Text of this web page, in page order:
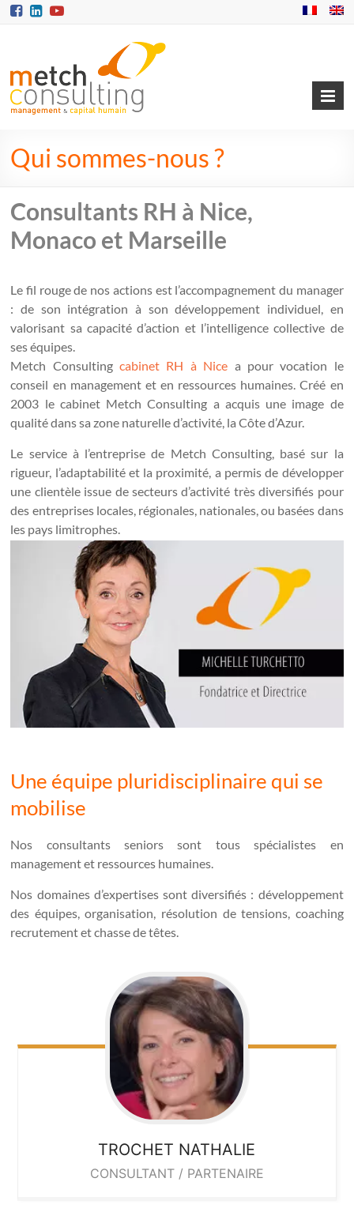
Qui sommes-nous ?
Consultants RH à Nice,
Monaco et Marseille
Le fil rouge de nos actions est l’accompagnement du manager
: de son intégration à son développement individuel, en
valorisant sa capacité d’action et l’intelligence collective de
ses équipes.
Metch Consultingcabinet RH à Nice a pour vocation le
conseil en management et en ressources humaines. Créé en
2003 le cabinet Metch Consulting a acquis une image de
qualité dans sa zone naturelle d’activité, la Côte d’Azur.
Le service à l’entreprise de Metch Consulting, basé sur la
rigueur, l’adaptabilité et la proximité, a permis de développer
une clientèle issue de secteurs d’activité très diversifiés pour
des entreprises locales, régionales, nationales, ou basées dans
les pays limitrophes.
Une équipe pluridisciplinaire qui se
mobilise
Nos consultants seniors sont tous spécialistes en
management et ressources humaines.
Nos domaines d’expertises sont diversifiés : développement
des équipes, organisation, résolution de tensions, coaching
recrutement et chasse de têtes.
TROCHET NATHALIE
CONSULTANT / PARTENAIRE